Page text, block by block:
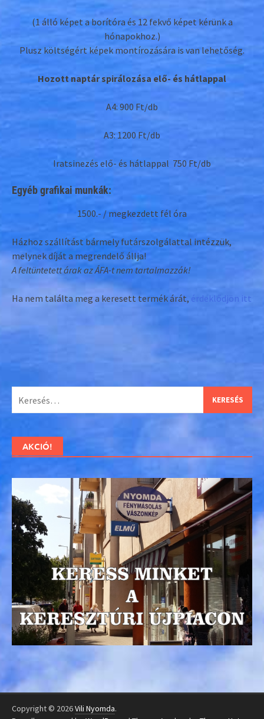
(1 álló képet a borítóra és 12 fekvő képet kérünk a
hónapokhoz.)
Plusz költségért képek montírozására is van lehetőség.
Hozott naptár spirálozása elő- és hátlappal
A4: 900 Ft/db
A3: 1200 Ft/db
Iratsinezés elő- és hátlappal 750 Ft/db
Egyéb grafikai munkák:
1500.- / megkezdett fél óra
Házhoz szállítást bármely futárszolgálattal intézzük,
melynek díját a megrendelő állja!
A feltüntetett árak az ÁFA-t nem tartalmazzák!
Ha nem találta meg a keresett termék árát, érdeklődjön itt
Keresés:
AKCIÓ!
Copyright © 2026Vili Nyomda.